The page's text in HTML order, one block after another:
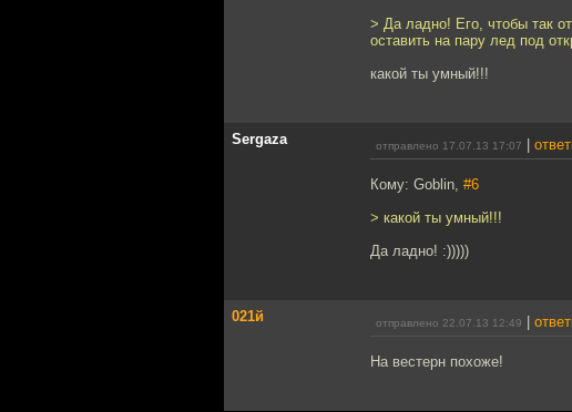
> Да ладно! Его, чтобы так
оставить на пару лед под
какой ты умный!!!
Sergaza отправлено 17.07.13 17:07
Кому: Goblin, #6
> какой ты умный!!!
Да ладно! :)))))
021й отправлено 22.07.13 12:49
На вестерн похоже!